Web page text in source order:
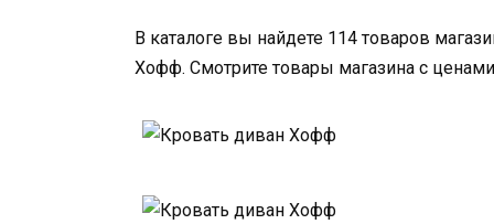
В каталоге вы найдете 114 товаров
Хофф. Смотрите товары магазина с